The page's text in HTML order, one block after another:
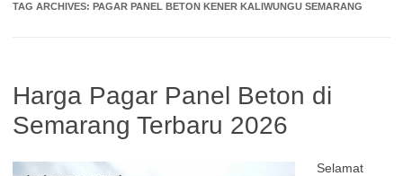
TAG ARCHIVES: PAGAR PANEL BETON KENER KALIWUNGU SEMARANG
Harga Pagar Panel Beton di
Semarang Terbaru 2026
Selamat